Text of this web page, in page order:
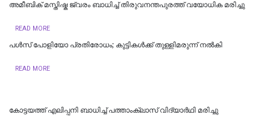
അമീബിക് മസ്തിഷ്ക ജ്വരം ബാധിച്ച് തിരുവനന്തപുരത്ത് വയോധിക മരിച്ചു
READ MORE
പള്‍സ് പോളിയോ പ്രതിരോധം; കുട്ടികള്‍ക്ക് തുള്ളിമരുന്ന് നല്‍കി
READ MORE
കോട്ടയത്ത് എലിപ്പനി ബാധിച്ച് പത്താംക്ലാസ് വിദ്യാർഥി മരിച്ചു